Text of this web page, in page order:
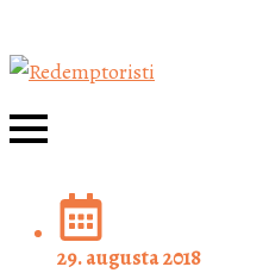
29. augusta 2018